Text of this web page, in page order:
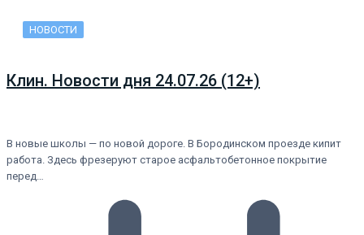
НОВОСТИ
Клин. Новости дня 24.07.26 (12+)
В новые школы — по новой дороге. В Бородинском проезде кипит
работа. Здесь фрезеруют старое асфальтобетонное покрытие
перед…